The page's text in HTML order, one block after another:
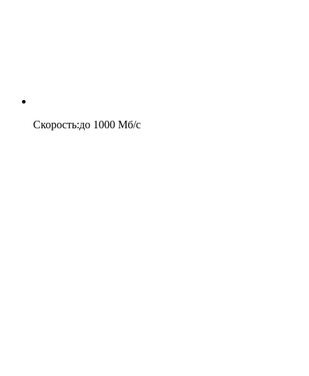
Скорость:до 1000 Мб/c